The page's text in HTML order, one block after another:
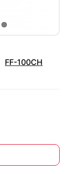
FF-100CH